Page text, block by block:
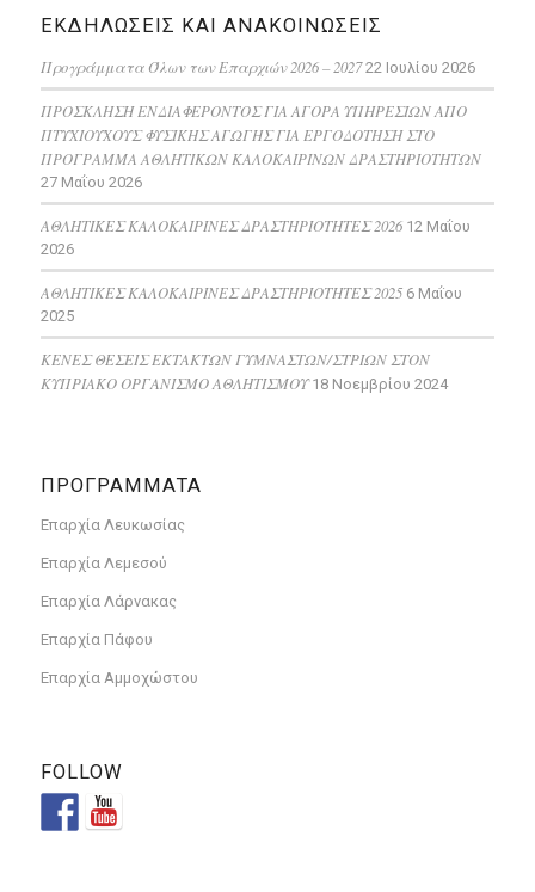
ΕΚΔΗΛΩΣΕΙΣ ΚΑΙ ΑΝΑΚΟΙΝΩΣΕΙΣ
Προγράμματα Όλων των Επαρχιών 2026 – 2027 22 Ιουλίου 2026
ΠΡΟΣΚΛΗΣΗ ΕΝΔΙΑΦΕΡΟΝΤΟΣ ΓΙΑ ΑΓΟΡΑ ΥΠΗΡΕΣΙΩΝ ΑΠΟ
ΠΤΥΧΙΟΥΧΟΥΣ ΦΥΣΙΚΗΣ ΑΓΩΓΗΣ ΓΙΑ ΕΡΓΟΔΟΤΗΣΗ ΣΤΟ
ΠΡΟΓΡΑΜΜΑ ΑΘΛΗΤΙΚΩΝ ΚΑΛΟΚΑΙΡΙΝΩΝ ΔΡΑΣΤΗΡΙΟΤΗΤΩΝ
27 Μαΐου 2026
ΑΘΛΗΤΙΚΕΣ ΚΑΛΟΚΑΙΡΙΝΕΣ ΔΡΑΣΤΗΡΙΟΤΗΤΕΣ 2026 12 Μαΐου
2026
ΑΘΛΗΤΙΚΕΣ ΚΑΛΟΚΑΙΡΙΝΕΣ ΔΡΑΣΤΗΡΙΟΤΗΤΕΣ 2025 6 Μαΐου
2025
ΚΕΝΕΣ ΘΕΣΕΙΣ ΕΚΤΑΚΤΩΝ ΓΥΜΝΑΣΤΩΝ/ΣΤΡΙΩΝ ΣΤΟΝ
ΚΥΠΡΙΑΚΟ ΟΡΓΑΝΙΣΜΟ ΑΘΛΗΤΙΣΜΟΥ 18 Νοεμβρίου 2024
ΠΡΟΓΡΑΜΜΑΤΑ
Επαρχία Λευκωσίας
Επαρχία Λεμεσού
Επαρχία Λάρνακας
Επαρχία Πάφου
Επαρχία Αμμοχώστου
FOLLOW